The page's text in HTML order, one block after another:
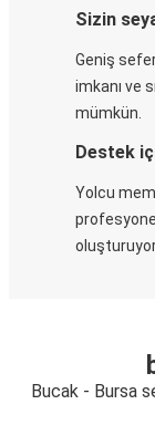
Sizin
Geniş
imkanı ve
mümkün.
Destek
Yolcu
Bucak - Bursa